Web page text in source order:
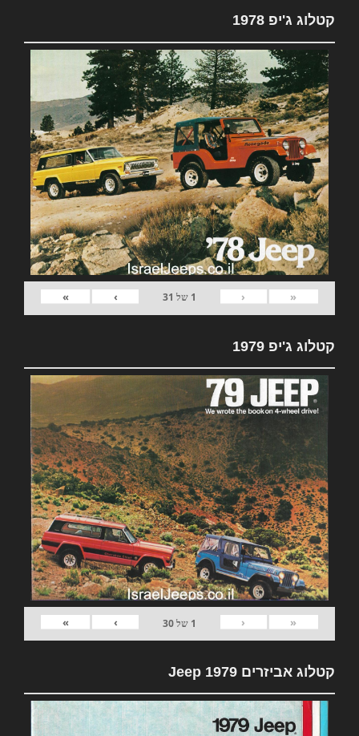
קטלוג ג'יפ 1978
«
‹
1 של 31
›
»
קטלוג ג'יפ 1979
«
‹
1 של30
›
»
קטלוג אביזרים 1979 Jeep